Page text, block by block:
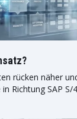
rücken näher
Richtung SAP S/